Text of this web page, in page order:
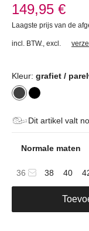
149,95 €
Laagste prijs van de
incl. BTW. excl.
Kleur: grafiet /
Dit artikel valt
Normale maten
36 38 40